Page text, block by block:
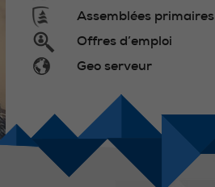
Assemblées primaires
Offres d’emploi
Geo serveur